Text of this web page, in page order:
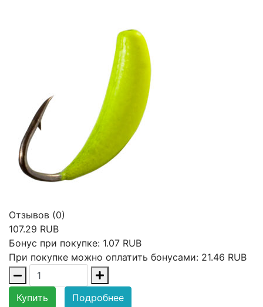
Отзывов (0)
107.29 RUB
Бонус при покупке: 1.07 RUB
При покупке можно оплатить бонусами: 21.46 RUB
Купить Подробнее